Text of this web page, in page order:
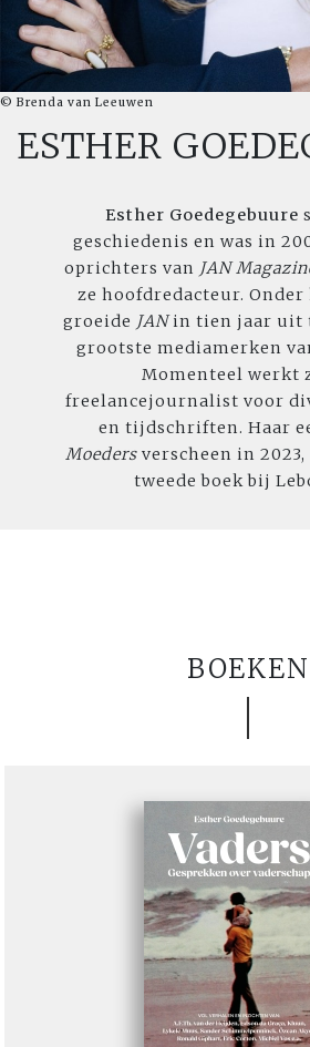
© Brenda van Leeuwen
ESTHER
Esther Goedegebuure
geschiedenis en was in
oprichters van JAN
ze hoofdredacteur.
groeide JANin tien jaar uit
grootste mediamerken
Momenteel werkt
freelancejournalist voor
en tijdschriften. Haar
Moeders verscheen in 2023,
tweede boek bij
BOEKEN